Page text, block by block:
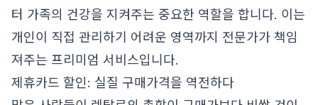
터 가족의 건강을 지켜주는 중요한 역할을 합니다. 이는
개인이 직접 관리하기 어려운 영역까지 전문가가 책임
져주는 프리미엄 서비스입니다.
제휴카드 할인: 실질 구매가격을 역전하다